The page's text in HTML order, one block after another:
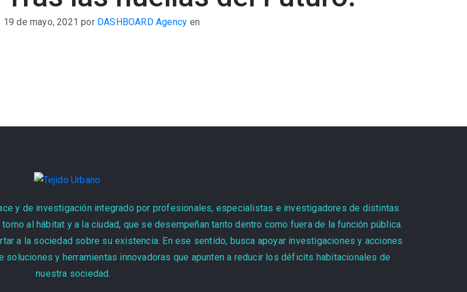
19 de mayo, 2021por DASHBOARD Agency en
y de investigación integrado por profesionales, especialistas e investigadores de distintas
al hábitat y a la ciudad, que se desempeñan tanto dentro como fuera de la función pública.
a la sociedad sobre su existencia. En ese sentido, busca apoyar investigaciones y acciones
y herramientas innovadoras que apunten a reducir los déficits habitacionales de
nuestra sociedad.